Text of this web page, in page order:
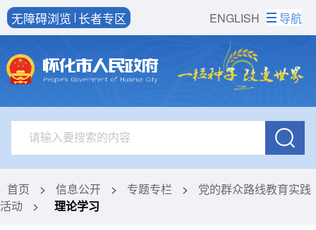
ENGLISH
无障碍浏览 长者专区 导航
首页 > 信息公开 > 专题专栏 >
党的群众路线教育实践
活动
> 理论学习